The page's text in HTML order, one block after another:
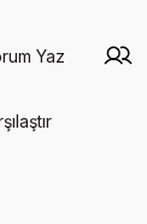
Yaz